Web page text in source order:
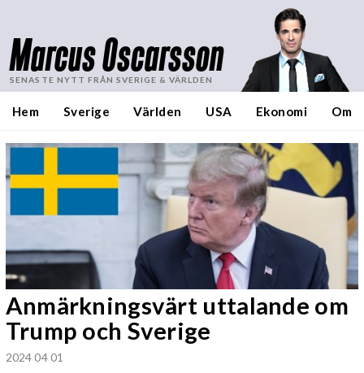
Marcus Oscarsson
SENASTE NYTT FRÅN SVERIGE & VÄRLDEN
Hem Sverige Världen USA Ekonomi Om
Anmärkningsvärt uttalande om
Trump och Sverige
2024 04 01